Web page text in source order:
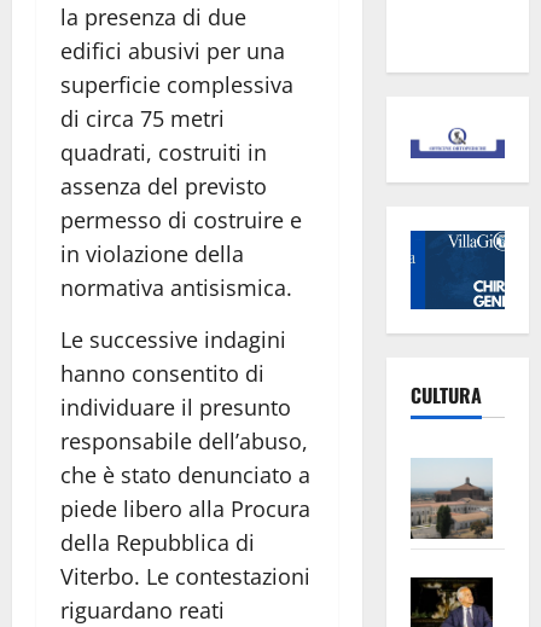
la presenza di due
edifici abusivi per una
superficie complessiva
di circa 75 metri
quadrati, costruiti in
assenza del previsto
permesso di costruire e
in violazione della
normativa antisismica.
Le successive indagini
hanno consentito di
individuare il presunto
responsabile dell’abuso,
che è stato denunciato a
piede libero alla Procura
della Repubblica di
Viterbo. Le contestazioni
riguardano reati
CULTURA